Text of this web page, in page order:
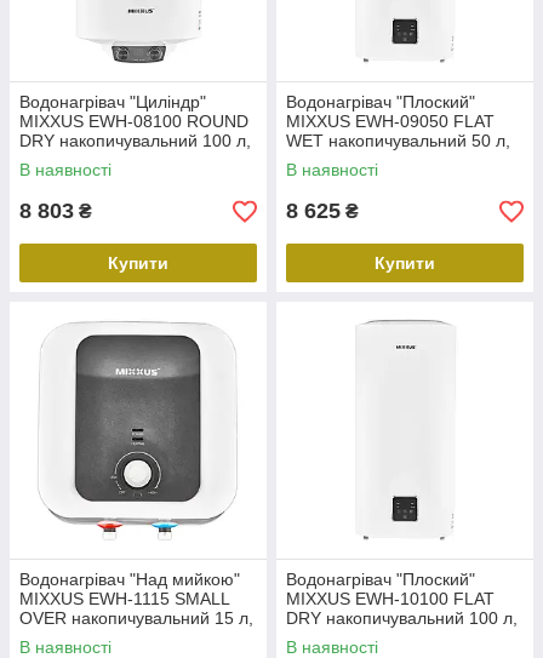
Водонагрівач "Циліндр"
MIXXUS EWH-08100 ROUND
DRY накопичувальний 100 л,
сухий тен 2 kW (WH0610)
В наявності
8 803 ₴
Купити
Водонагрівач "Плоский"
MIXXUS EWH-09050 FLAT
WET накопичувальний 50 л,
мокрий тен 2 kW (WH0594)
В наявності
8 625 ₴
Купити
Водонагрівач "Над мийкою"
MIXXUS EWH-1115 SMALL
OVER накопичувальний 15 л,
мокрий тен 1,5 kW (WH0607)
В наявності
Водонагрівач "Плоский"
MIXXUS EWH-10100 FLAT
DRY накопичувальний 100 л,
сухий тен 2 kW (WH0599)
В наявності